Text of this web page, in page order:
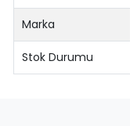
Marka
Stok Durumu